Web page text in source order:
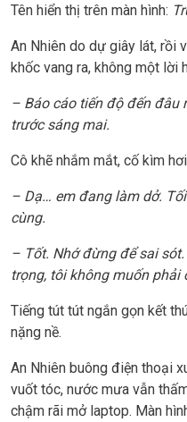
Tên hiển thị trên màn hình:
An Nhiên do dự giây lát, rồi
khốc vang ra, không một lời
– Báo cáo tiến độ đến đâu
trước sáng mai.
Cô khẽ nhắm mắt, cố kìm
– Dạ… em đang làm dở.
cùng.
– Tốt. Nhớ đừng để sai
trọng, tôi không muốn phải
Tiếng tút tút ngắn gọn kết
nặng nề.
An Nhiên buông điện thoại
vuốt tóc, nước mưa vẫn
chậm rãi mở laptop. Màn